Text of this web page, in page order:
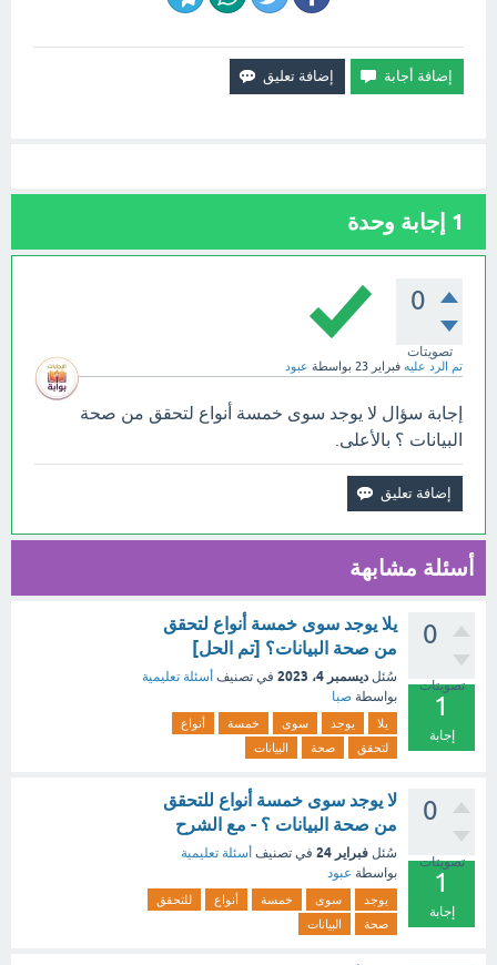
1 إجابة وحدة
0
تصويتات
تم الرد عليه فبراير 23 بواسطة عبود
إجابة سؤال لا يوجد سوى خمسة أنواع لتحقق من صحة
البيانات ؟ بالأعلى.
أسئلة مشابهة
0
تصويتات
1
إجابة
يلا يوجد سوى خمسة أنواع لتحقق
من صحة البيانات؟ [تم الحل]
سُئل ديسمبر 4، 2023 في تصنيف أسئلة تعليمية
بواسطة صبا
يلا يوجد سوى خمسة
أنواع
لتحقق
صحة البيانات
0
تصويتات
1
إجابة
لا يوجد سوى خمسة أنواع للتحقق
من صحة البيانات ؟ - مع الشرح
سُئل فبراير 24 في تصنيف أسئلة تعليمية
بواسطة عبود
يوجد سوى خمسة أنواع
للتحقق
صحة
البيانات